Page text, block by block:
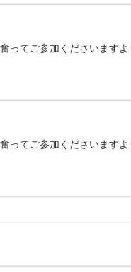
ってご参加くださいます
ってご参加くださいます